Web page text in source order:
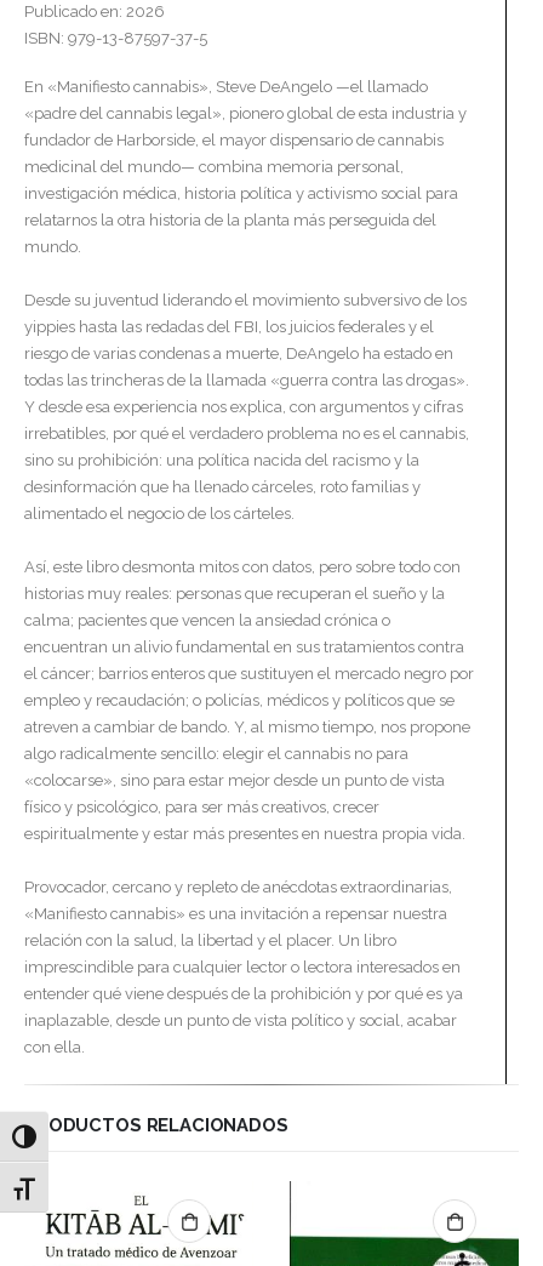
Alternar alto contraste
Alternar tamaño de letra
Publicado en: 2026
ISBN: 979-13-87597-37-5
En «Manifiesto cannabis», Steve DeAngelo —el llamado
«padre del cannabis legal», pionero global de esta industria y
fundador de Harborside, el mayor dispensario de cannabis
medicinal del mundo— combina memoria personal,
investigación médica, historia política y activismo social para
relatarnos la otra historia de la planta más perseguida del
mundo.
Desde su juventud liderando el movimiento subversivo de los
yippies hasta las redadas del FBI, los juicios federales y el
riesgo de varias condenas a muerte, DeAngelo ha estado en
todas las trincheras de la llamada «guerra contra las drogas».
Y desde esa experiencia nos explica, con argumentos y cifras
irrebatibles, por qué el verdadero problema no es el cannabis,
sino su prohibición: una política nacida del racismo y la
desinformación que ha llenado cárceles, roto familias y
alimentado el negocio de los cárteles.
Así, este libro desmonta mitos con datos, pero sobre todo con
historias muy reales: personas que recuperan el sueño y la
calma; pacientes que vencen la ansiedad crónica o
encuentran un alivio fundamental en sus tratamientos contra
el cáncer; barrios enteros que sustituyen el mercado negro por
empleo y recaudación; o policías, médicos y políticos que se
atreven a cambiar de bando. Y, al mismo tiempo, nos propone
algo radicalmente sencillo: elegir el cannabis no para
«colocarse», sino para estar mejor desde un punto de vista
físico y psicológico, para ser más creativos, crecer
espiritualmente y estar más presentes en nuestra propia vida.
Provocador, cercano y repleto de anécdotas extraordinarias,
«Manifiesto cannabis» es una invitación a repensar nuestra
relación con la salud, la libertad y el placer. Un libro
imprescindible para cualquier lector o lectora interesados en
entender qué viene después de la prohibición y por qué es ya
inaplazable, desde un punto de vista político y social, acabar
con ella.
PRODUCTOS RELACIONADOS